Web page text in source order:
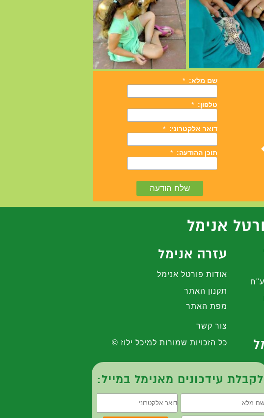
אנימל
עזרה אנימל
אודות פורטל אנימל
תקנון האתר
מפת האתר
צור קשר
כל הזכויות שמורות למיכל ילוז ©
לקבלת עידכונים מאנימל במייל: